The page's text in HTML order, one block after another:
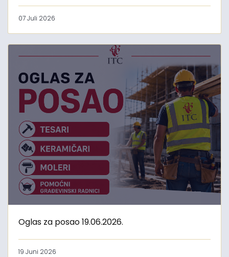
07 Juli 2026
Oglas za posao 19.06.2026.
19 Juni 2026